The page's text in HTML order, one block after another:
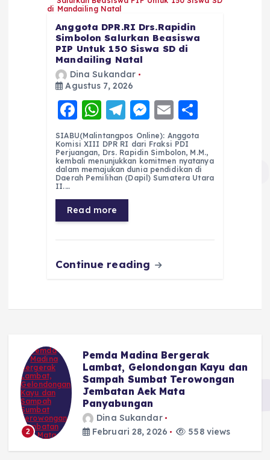
Anggota DPR.RI Drs.Rapidin
Simbolon Salurkan Beasiswa
PIP Untuk 150 Siswa SD di
Mandailing Natal
Dina Sukandar
Agustus 7, 2026
F
a
c
e
b
o
o
k
W
h
a
ts
A
p
p
T
el
e
g
r
a
m
M
e
ss
e
n
E
m
ai
l
h
a
re
SIABU(Malintangpos Online): Anggota
Komisi XIII DPR RI dari Fraksi PDI
Perjuangan, Drs. Rapidin Simbolon, M.M.,
kembali menunjukkan komitmen nyatanya
dalam memajukan dunia pendidikan di
Daerah Pemilihan (Dapil) Sumatera Utara
II.…
Read more
Continue reading
2
Pemda Madina Bergerak
Lambat, Gelondongan Kayu dan
Sampah Sumbat Terowongan
Jembatan Aek Mata
Panyabungan
Dina Sukandar
Februari 28, 2026
558 views